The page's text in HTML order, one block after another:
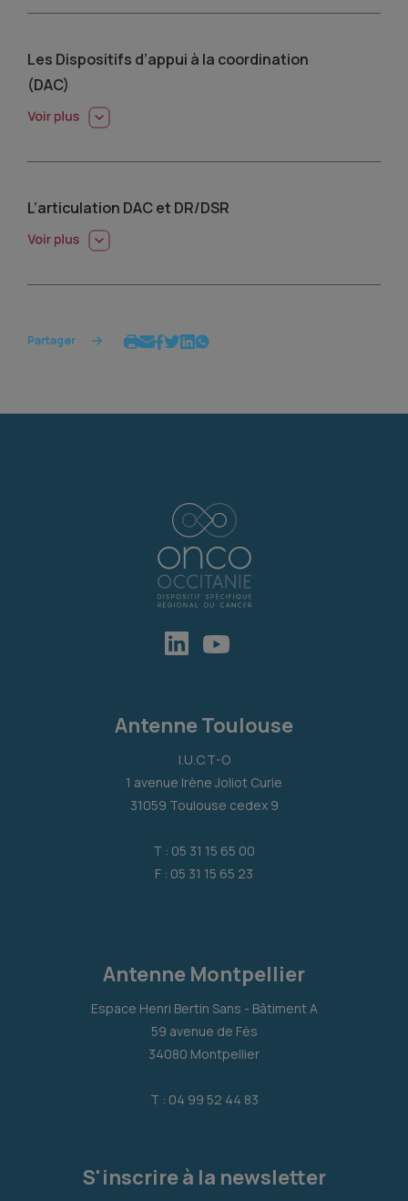
Les Dispositifs d’appui à la coordination
(DAC)
L’articulation DAC et DR/DSR
Partager
Antenne Toulouse
I.U.C.T-O
1 avenue Irène Joliot Curie
31059 Toulouse cedex 9
T : 05 31 15 65 00
F : 05 31 15 65 23
Antenne Montpellier
Espace Henri Bertin Sans - Bâtiment A
59 avenue de Fès
34080 Montpellier
T : 04 99 52 44 83
S'inscrire à la newsletter